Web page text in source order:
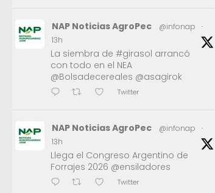
NAP Noticias AgroPec @infonap
·
13h
La siembra de #girasol arrancó
con todo en el NEA
@Bolsadecereales @asagirok
Twitter
NAP Noticias AgroPec @infonap
·
13h
Llega el Congreso Argentino de
Forrajes 2026 @ensiladores
Twitter